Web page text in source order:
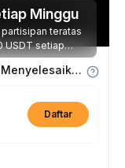
Minggu
teratas
USDT setiap
Dapatkan Poin Pengalaman dengan Menyelesaikan Tugas
Daftar